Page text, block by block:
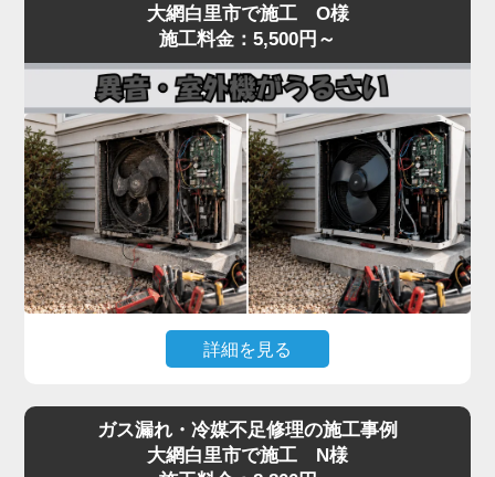
し、フィルター・冷媒・電気系統まで一貫して対
経験豊富なプロの技術者が、メーカーや型番を問わ
ず確実に診断し、最短即日で修理いたします。
冷暖房の効きが悪いと感じたら、お早めにご相談く
ださい。
に集中するご相談です。
原因のほとんどは、ドレンホース（結露水を屋外に
排出する管）の詰まりです。長年使用しているとホ
ースの中にホコリ・カビ・虫が侵入し、水の流れを
妨げます。
水漏れはドレン詰まりが関係するケースも多い一方
で、詰まりの位置、本体の傾き、ドレンパンの劣
化、ホース接続部のパッキン硬化、排水経路のトラ
ップ部詰まりなど原因は複数あり、表面だけの対処
では再発することがあります。
水漏れを放置すると、壁紙のシミ・床材の腐食・階
下への漏水被害につながり、修繕費が高額になる可
全体を内視鏡で点検し、ドレンパンの状態確認・ホ
ースおよびパッキン交換・本体取り付け状態の調整
大網白里市で施工 O様
施工料金：5,500円～
詳細を見る
振動・騒音が大きいといった症状は、ファンモータ
ーの劣化やファン羽根の歪み、コンプレッサーの異
ガス漏れ・冷媒不足修理の施工事例
大網白里市で施工 N様